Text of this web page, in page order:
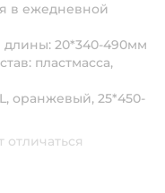
в ежедневной
20*340-490мм
пластмасса,
оранжевый, 25*450-